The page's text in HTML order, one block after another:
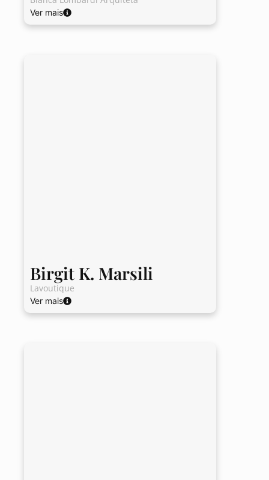
Ver mais
Birgit K. Marsili
Lavoutique
Ver mais